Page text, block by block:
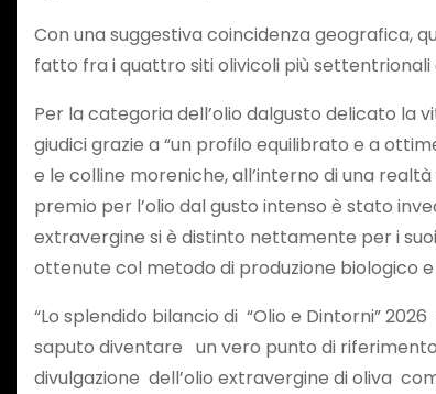
Con una suggestiva coincidenza geografica,
fatto fra i quattro siti olivicoli più settentrionali
Per la categoria dell’olio dalgusto delicato la
giudici grazie a “un profilo equilibrato e a
e le colline moreniche, all’interno di una
premio per l’olio dal gusto intenso è stato
extravergine si è distinto nettamente per i
ottenute col metodo di produzione biologico
“Lo splendido bilancio di “Olio e Dintorni”
saputo diventare un vero punto di
divulgazione dell’olio extravergine di oliva